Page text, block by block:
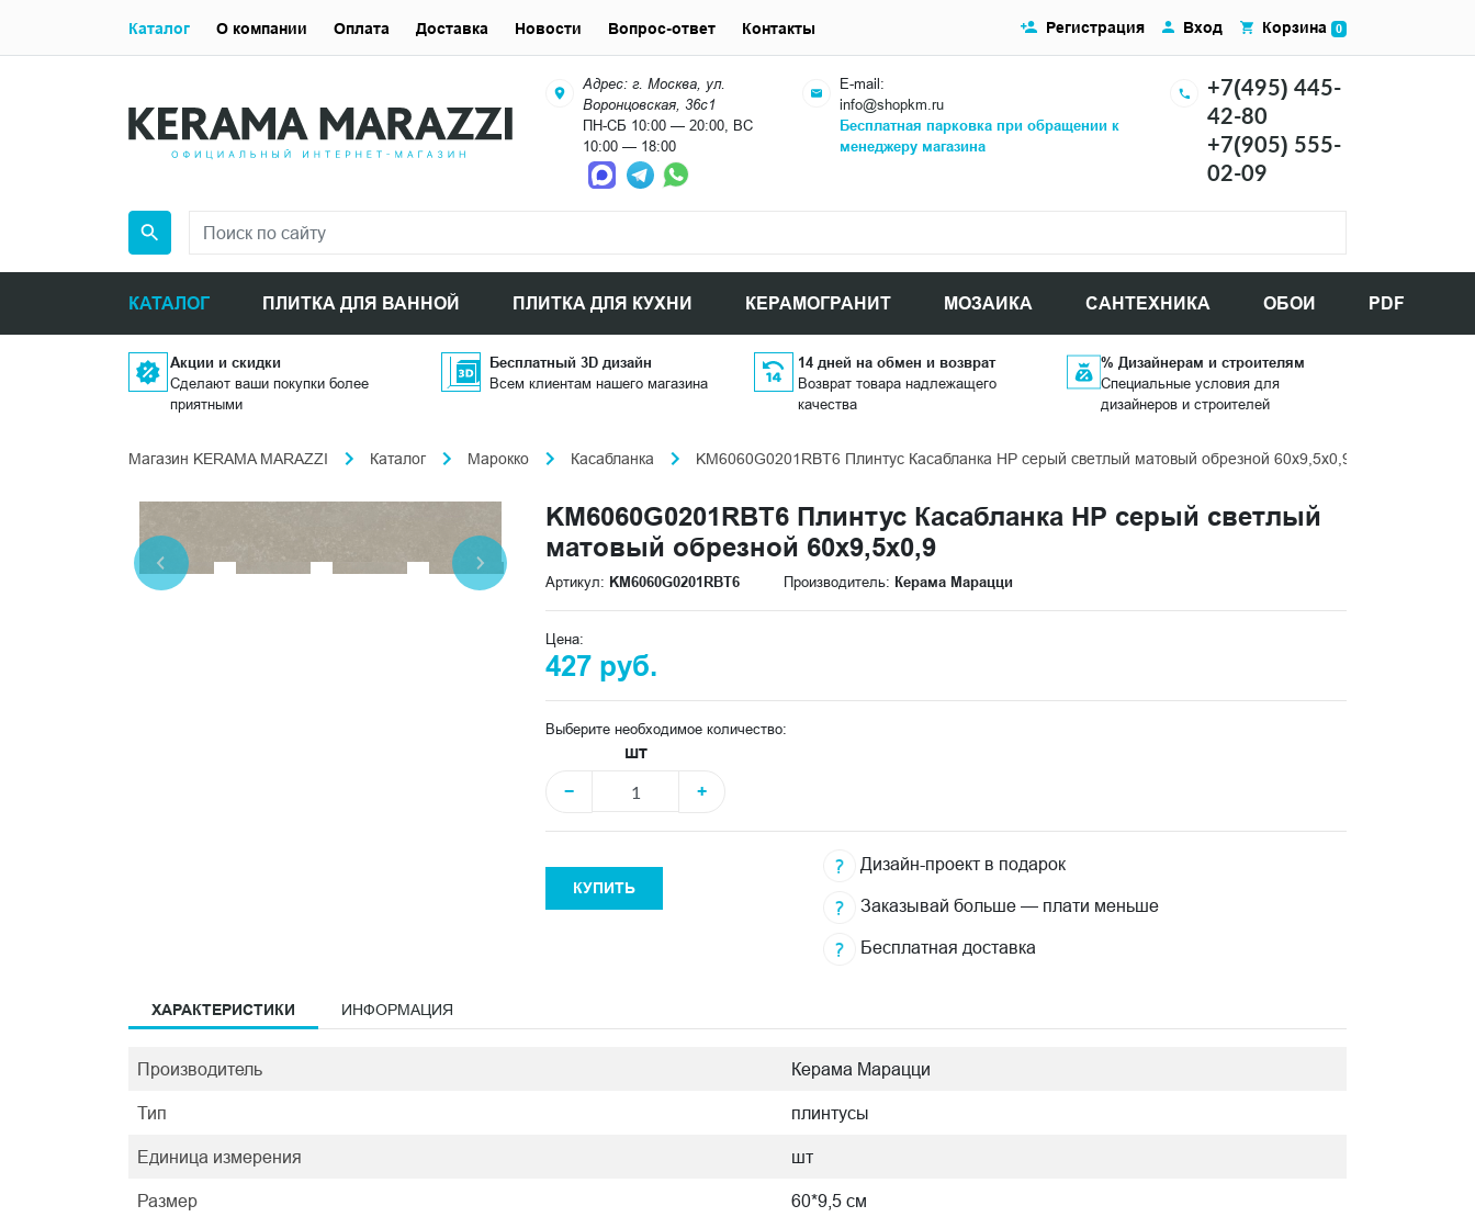
Адрес: г. Москва, ул.
Воронцовская, 36с1
ПН-СБ 10:00 — 20:00, ВС
10:00 — 18:00
E-mail:
info@shopkm.ru
Бесплатная парковка при обращении к
менеджеру магазина
+7(495) 445-
42-80
+7(905) 555-
02-09
КАТАЛОГ ПЛИТКА ДЛЯ ВАННОЙ ПЛИТКА ДЛЯ КУХНИ КЕРАМОГРАНИТ МОЗАИКА САНТЕХНИКА ОБОИ PDF
Регистрация Вход Корзина 0
Каталог О компании Оплата Доставка Новости Вопрос-ответ Контакты
Акции и скидки
Сделают ваши покупки более
приятными
Бесплатный 3D дизайн
Всем клиентам нашего магазина
14 дней на обмен и возврат
Возврат товара надлежащего
качества
% Дизайнерам и строителям
Специальные условия для
дизайнеров и строителей
Магазин KERAMA MARAZZI Каталог Марокко Касабланка KM6060G0201RBT6 Плинтус Касабланка HP серый светлый матовый обрезной 60x9,5x0,9
KM6060G0201RBT6 Плинтус Касабланка HP серый светлый
матовый обрезной 60x9,5x0,9
Артикул: KM6060G0201RBT6 Производитель: Керама Марацци
Цена:
427 руб.
Выберите необходимое количество:
шт
−
+
КУПИТЬ
Дизайн-проект в подарок
Заказывай больше — плати меньше
Бесплатная доставка
ХАРАКТЕРИСТИКИ ИНФОРМАЦИЯ
Производитель Керама Марацци
Тип плинтусы
Единица измерения шт
Размер 60*9,5 см